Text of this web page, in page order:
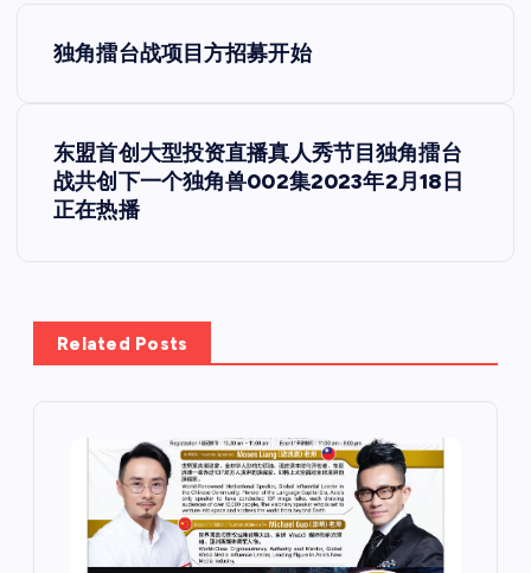
文
导
航
独角擂台战项目方招募开始
东盟首创大型投资直播真人秀节目独角擂台
战共创下一个独角兽002集2023年2月18日
正在热播
Related Posts